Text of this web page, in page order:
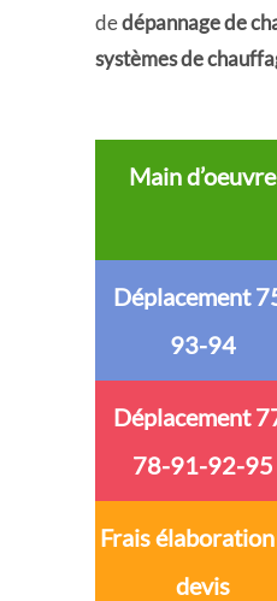
dedépannage de
systèmes de
Main d’oeuvre
Déplacement
93-94
Déplacement
78-91-92-95
Frais
devis